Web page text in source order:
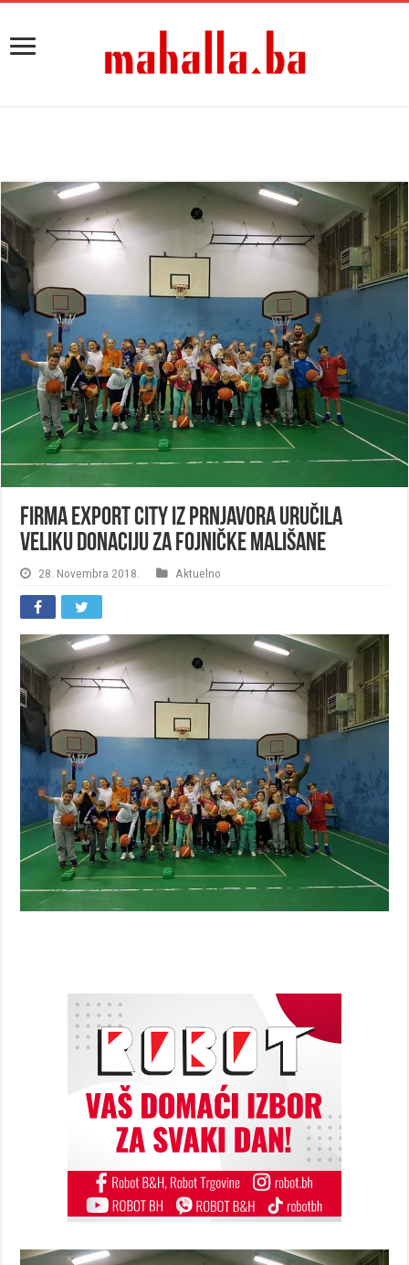
Firma Export City iz Prnjavora uručila
veliku donaciju za fojničke mališane
28. Novembra 2018. Aktuelno